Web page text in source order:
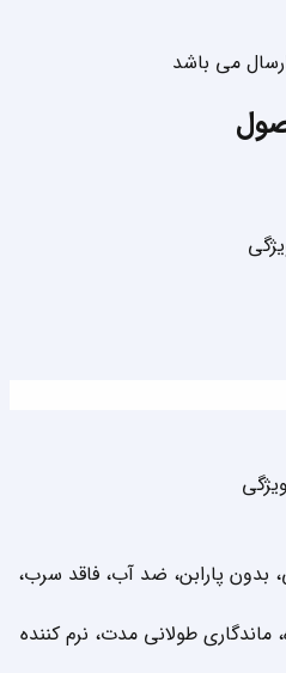
، بدون پارابن، ضد آب، فاقد سرب،
، ماندگاری طولانی مدت، نرم کننده